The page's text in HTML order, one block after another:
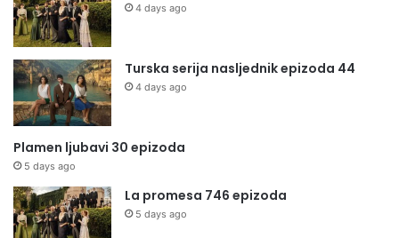
4 days ago
Turska serija nasljednik epizoda 44
4 days ago
Plamen ljubavi 30 epizoda
5 days ago
La promesa 746 epizoda
5 days ago